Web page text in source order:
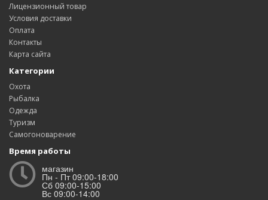
Лицензионный товар
Условия доставки
Оплата
Контакты
Карта сайта
Категории
Охота
Рыбалка
Одежда
Туризм
Самогоноварение
Время работы
магазин
Пн - Пт 09:00-18:00
Сб 09:00-15:00
Вс 09:00-14:00